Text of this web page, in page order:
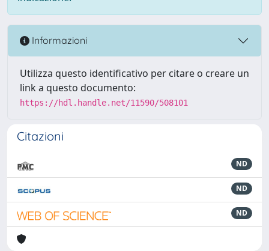
Informazioni
Utilizza questo identificativo per citare o creare un
link a questo documento:
https://hdl.handle.net/11590/508101
Citazioni
ND
ND
ND